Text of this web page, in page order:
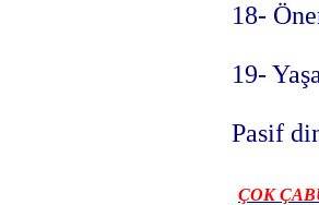
18-
19-
Pasif
ÇOK